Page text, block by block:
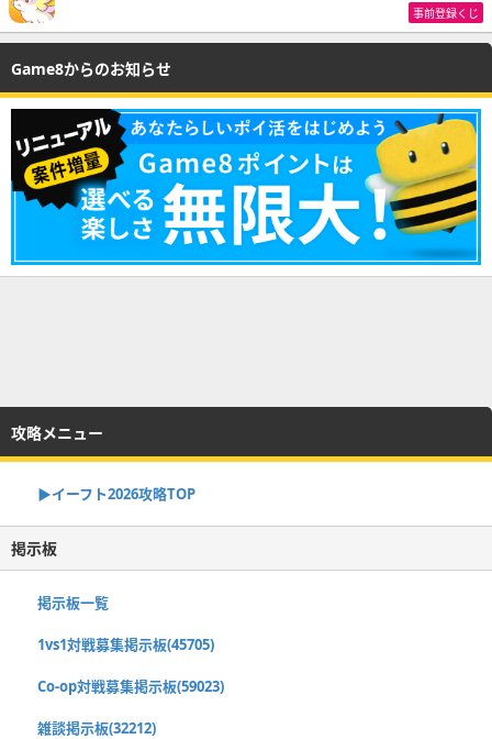
事前登録くじ
Game8からのお知らせ
攻略メニュー
▶イーフト2026攻略TOP
掲示板
掲示板一覧
1vs1対戦募集掲示板(45705)
Co-op対戦募集掲示板(59023)
雑談掲示板(32212)